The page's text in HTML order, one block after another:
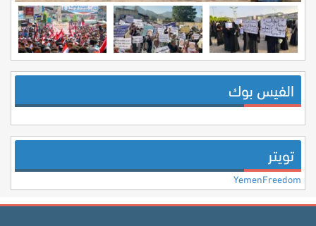
الفيس بوك
تويتر
YemenFreedom